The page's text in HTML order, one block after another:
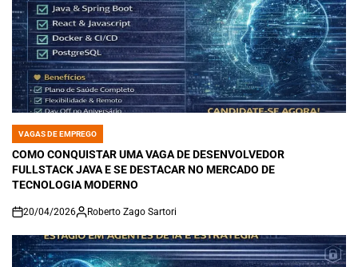
POSTED
IN
VAGAS DE EMPREGO
COMO CONQUISTAR UMA VAGA DE DESENVOLVEDOR
FULLSTACK JAVA E SE DESTACAR NO MERCADO DE
TECNOLOGIA MODERNO
on
20/04/2026 Roberto Zago Sartori